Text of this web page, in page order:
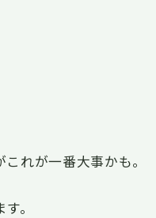
れが一番大事かも。
。